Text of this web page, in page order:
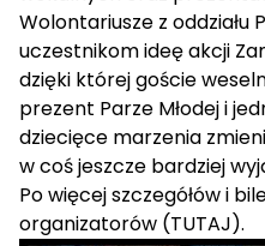
Wolontariusze z oddziału
uczestnikom ideę akcji
dzięki której goście
prezent Parze Młodej i
dziecięce marzenia
w coś jeszcze bardziej
Po więcej szczegółów i
organizatorów (TUTAJ).